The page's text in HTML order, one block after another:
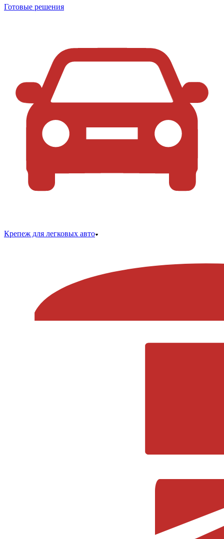
Готовые решения
Крепеж для легковых авто